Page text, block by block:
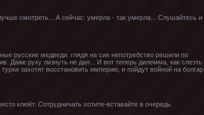
смотреть... А сейчас: умерла - так умерла... Слушайтесь и
русские медведи. глядя на сие непотребство решили по
Даже руку лизнуть не дал... И вот теперь дилемма, как слезть
захотят восстановить империю, и пойдут войной на болгар,
клюёт. Сотрудничать хотите-вставайте в очередь.